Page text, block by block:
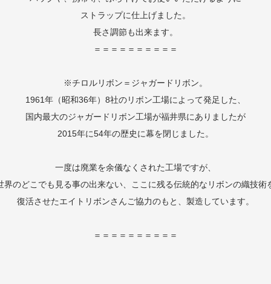
ストラップに仕上げました。
長さ調節も出来ます。
＝＝＝＝＝＝＝＝＝＝
※チロルリボン＝ジャガードリボン。
1961年（昭和36年）8社のリボン工場によって発足した、
国内最大のジャガードリボン工場が福井県にありましたが
2015年に54年の歴史に幕を閉じました。
一度は廃業を余儀なくされた工場ですが、
界のどこでも見る事の出来ない、ここに残る伝統的なリボンの織技術
復活させたエイトリボンさんご協力のもと、製造しています。
＝＝＝＝＝＝＝＝＝＝